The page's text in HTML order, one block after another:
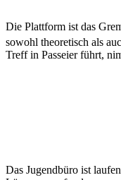
Die Plattform ist das
sowohl theoretisch als
Treff in Passeier führt,
Das Jugendbüro ist